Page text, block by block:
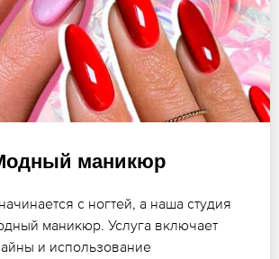
маникюр
с ногтей, а наша студия
маникюр. Услуга включает
и использование